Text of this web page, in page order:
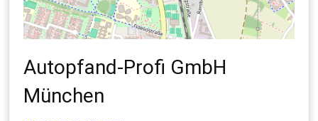
Autopfand-Profi GmbH
München